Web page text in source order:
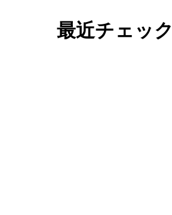
最近チェッ